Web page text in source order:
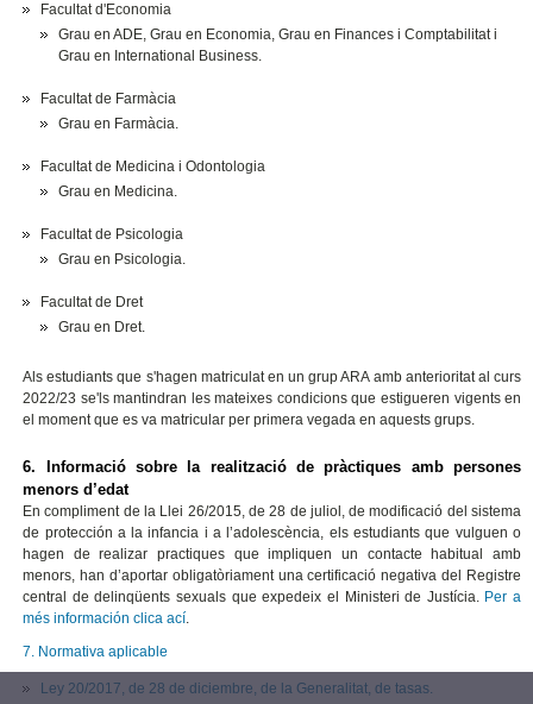
Facultat d'Economia
Grau en ADE, Grau en Economia, Grau en Finances i Comptabilitat i
Grau en International Business.
Facultat de Farmàcia
Grau en Farmàcia.
Facultat de Medicina i Odontologia
Grau en Medicina.
Facultat de Psicologia
Grau en Psicologia.
Facultat de Dret
Grau en Dret.
Als estudiants que s'hagen matriculat en un grup ARA amb anterioritat al curs
2022/23 se'ls mantindran les mateixes condicions que estigueren vigents en
el moment que es va matricular per primera vegada en aquests grups.
6. Informació sobre la realització de pràctiques amb persones
menors d’edat
En compliment de la Llei 26/2015, de 28 de juliol, de modificació del sistema
de protección a la infancia i a l’adolescència, els estudiants que vulguen o
hagen de realizar practiques que impliquen un contacte habitual amb
menors, han d’aportar obligatòriament una certificació negativa del Registre
central de delinqüents sexuals que expedeix el Ministeri de Justícia. Per a
més información clica ací.
7. Normativa aplicable
Ley 20/2017, de 28 de diciembre, de la Generalitat, de tasas.